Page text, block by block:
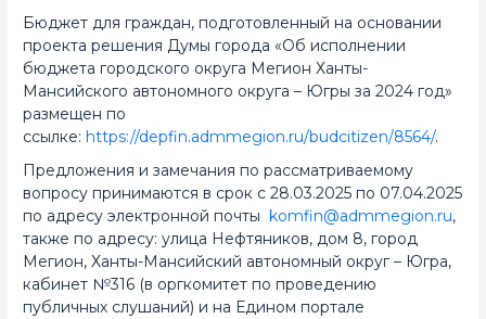
Бюджет для граждан, подготовленный на основании
проекта решения Думы города «Об исполнении
бюджета городского округа Мегион Ханты-
Мансийского автономного округа – Югры за 2024 год»
размещен по
ссылке: https://depfin.admmegion.ru/budcitizen/8564/.
Предложения и замечания по рассматриваемому
вопросу принимаются в срок с 28.03.2025 по 07.04.2025
по адресу электронной почты komfin@admmegion.ru,
также по адресу: улица Нефтяников, дом 8, город
Мегион, Ханты-Мансийский автономный округ – Югра,
кабинет №316 (в оргкомитет по проведению
публичных слушаний) и на Едином портале